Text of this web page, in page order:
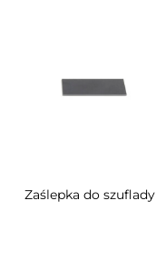
Zaślepka do szuflady